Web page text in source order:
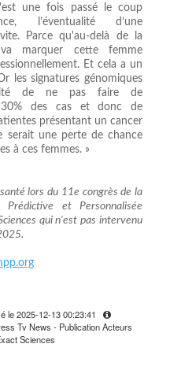
une fois passé le coup
l’éventualité d’une
Parce qu'au-delà de la
marquer cette femme
Et cela a un
les signatures génomiques
de ne pas faire de
30% des cas et donc de
présentant un cancer
serait une perte de chance
à ces femmes. »
lors du 11e congrès de la
Prédictive et Personnalisée
qui n'est pas intervenu
le 2025-12-13 00:23:41
Tv News - Publication Acteurs
Sciences